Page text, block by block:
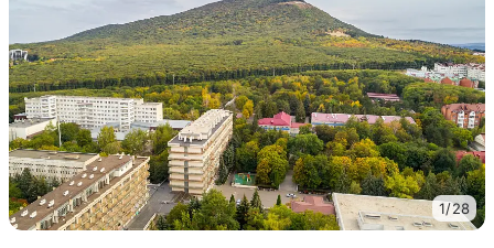
1/28